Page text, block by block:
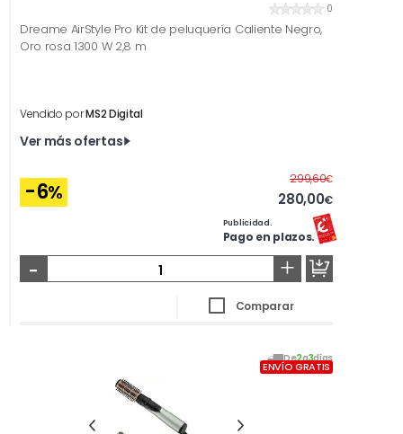
0
Dreame AirStyle Pro Kit de peluquería Caliente Negro,
Oro rosa 1300 W 2,8 m
Vendido porMS2 Digital
Ver más ofertas
-6%
299,60€Antes
280,00€
Publicidad.
Pago en plazos.
- +
Comparar
De2a3días
ENVÍO GRATIS